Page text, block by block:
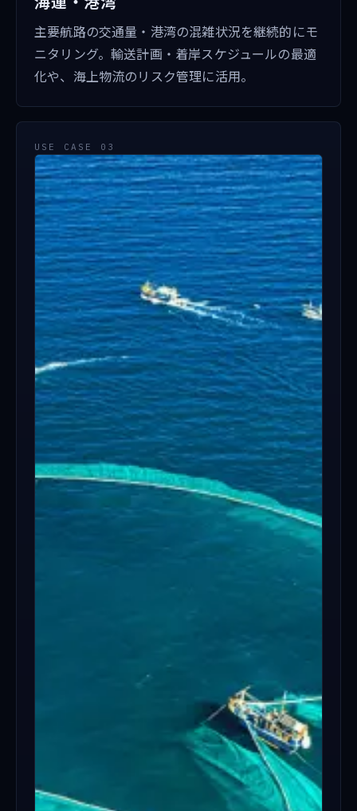
主要航路の交通量・港湾の混雑状況を継続的にモ
ニタリング。輸送計画・着岸スケジュールの最適
化や、海上物流のリスク管理に活用。
USE CASE 03